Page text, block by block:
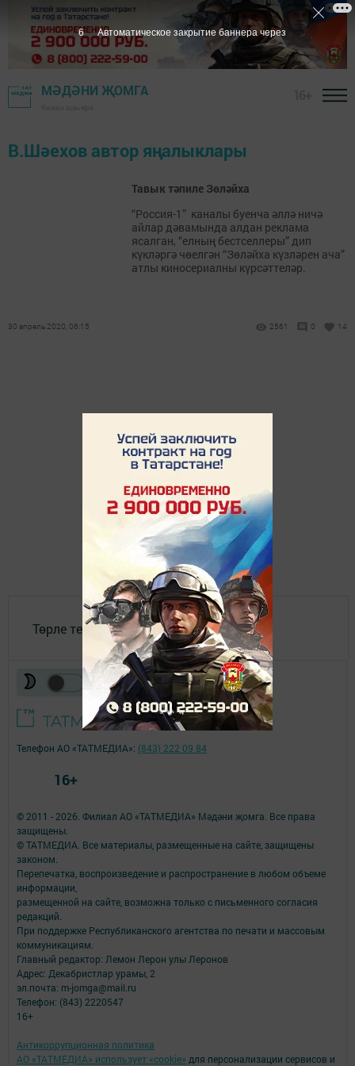
МӘДӘНИ ҖОМГА
В.Шәехов автор яңалыклары
Тавык тәпиле Зөләйха
“Россия-1” каналы буенча әллә ничә
айлар дәвамында алдан реклама
ясалган, “елның бестселлеры” дип
күкләргә чөелгән “Зөләйха күзләрен ача”
атлы киносериалны күрсәттеләр.
30 апрель 2020, 06:15 2561 0 14
Төрле темалар
© 2011 - 2026. Филиал АО «ТАТМЕДИА» Мәдәни җомга. Все права
защищены.
© ТАТМЕДИА. Все материалы, размещенные на сайте, защищены
законом.
Перепечатка, воспроизведение и распространение в любом объеме
информации,
размещенной на сайте, возможна только с письменного согласия
редакций.
При поддержке Республиканского агентства по печати и массовым
коммуникациям.
Главный редактор: Лемон Лерон улы Леронов
Адрес: Декабристлар урамы, 2
эл.почта: m-jomga@mail.ru
Телефон: (843) 2220547
16+
Антикоррупционная политика
АО «ТАТМЕДИА» использует «cookie» для персонализации сервисов и
Телефон АО «ТАТМЕДИА»: (843) 222 09 84
16+
6 Автоматическое закрытие баннера через